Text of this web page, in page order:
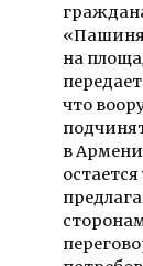
на
что
в